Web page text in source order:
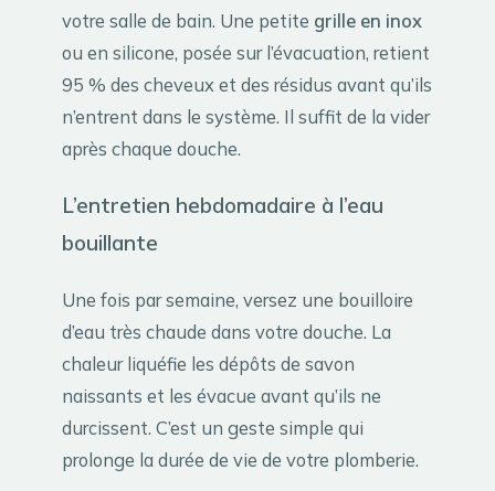
votre salle de bain. Une petite grille en inox
ou en silicone, posée sur l’évacuation, retient
95 % des cheveux et des résidus avant qu’ils
n’entrent dans le système. Il suffit de la vider
après chaque douche.
L’entretien hebdomadaire à l’eau
bouillante
Une fois par semaine, versez une bouilloire
d’eau très chaude dans votre douche. La
chaleur liquéfie les dépôts de savon
naissants et les évacue avant qu’ils ne
durcissent. C’est un geste simple qui
prolonge la durée de vie de votre plomberie.